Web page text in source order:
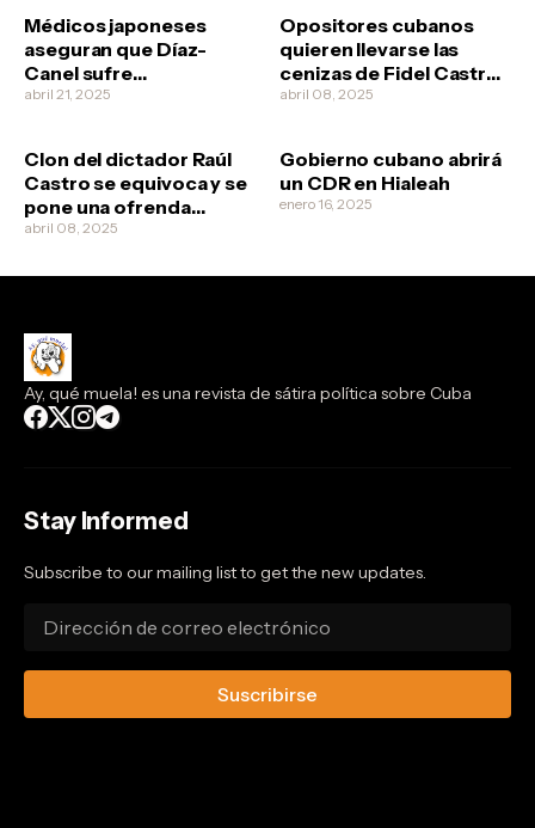
Médicos japoneses
aseguran que Díaz-
Canel sufre
esquizofrenia
abril 21, 2025
Opositores cubanos
quieren llevarse las
cenizas de Fidel Castro
no vaya a ser que los
abril 08, 2025
Clon del dictador Raúl
Castro se equivoca y se
pone una ofrenda
funeral a él mismo
abril 08, 2025
Gobierno cubano abrirá
un CDR en Hialeah
enero 16, 2025
Ay, qué muela! es una revista de sátira política sobre Cuba
Stay Informed
Subscribe to our mailing list to get the new updates.